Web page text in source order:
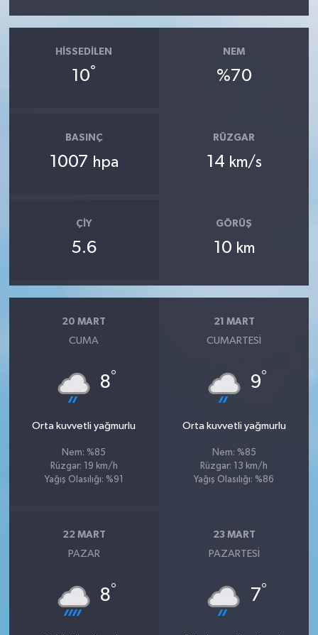
HISSEDILEN
10°
NEM
%70
BASINÇ
1007 hpa
RÜZGAR
14 km/s
ÇIY
5.6
GÖRÜŞ
10 km
20 MART
CUMA
8°
Orta kuvvetli yağmurlu
Nem: %85
Rüzgar: 19 km/h
Yağış Olasılığı: %91
21 MART
CUMARTESI
9°
Orta kuvvetli yağmurlu
Nem: %85
Rüzgar: 13 km/h
Yağış Olasılığı: %86
22 MART
PAZAR
8°
23 MART
PAZARTESI
7°